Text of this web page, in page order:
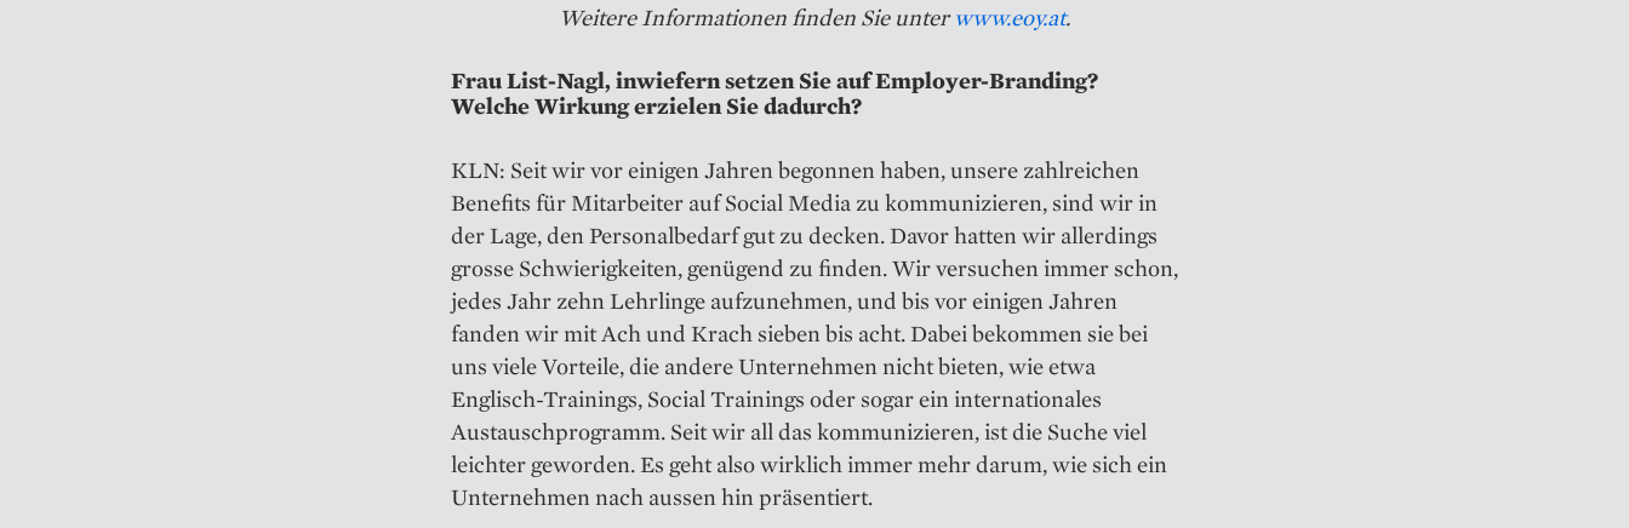
Weitere Informationen finden Sie unterwww.eoy.at.
Frau List-Nagl, inwiefern setzen Sie auf Employer-Branding?
Welche Wirkung erzielen Sie dadurch?
KLN: Seit wir vor einigen Jahren begonnen haben, unsere zahlreichen
Benefits für Mitarbeiter auf Social Media zu kommunizieren, sind wir in
der Lage, den Personalbedarf gut zu decken. Davor hatten wir allerdings
grosse Schwierigkeiten, genügend zu finden. Wir versuchen immer schon,
jedes Jahr zehn Lehrlinge aufzu­nehmen, und bis vor einigen Jahren
fanden wir mit Ach und Krach sieben bis acht. Dabei bekommen sie bei
uns viele Vorteile, die andere Unternehmen nicht bieten, wie etwa
Englisch-Trainings, Social Trainings oder sogar ein internationales
Austauschprogramm. Seit wir all das kommunizieren, ist die Suche viel
leichter geworden. Es geht also wirklich immer mehr darum, wie sich ein
Unternehmen nach aussen hin präsentiert.